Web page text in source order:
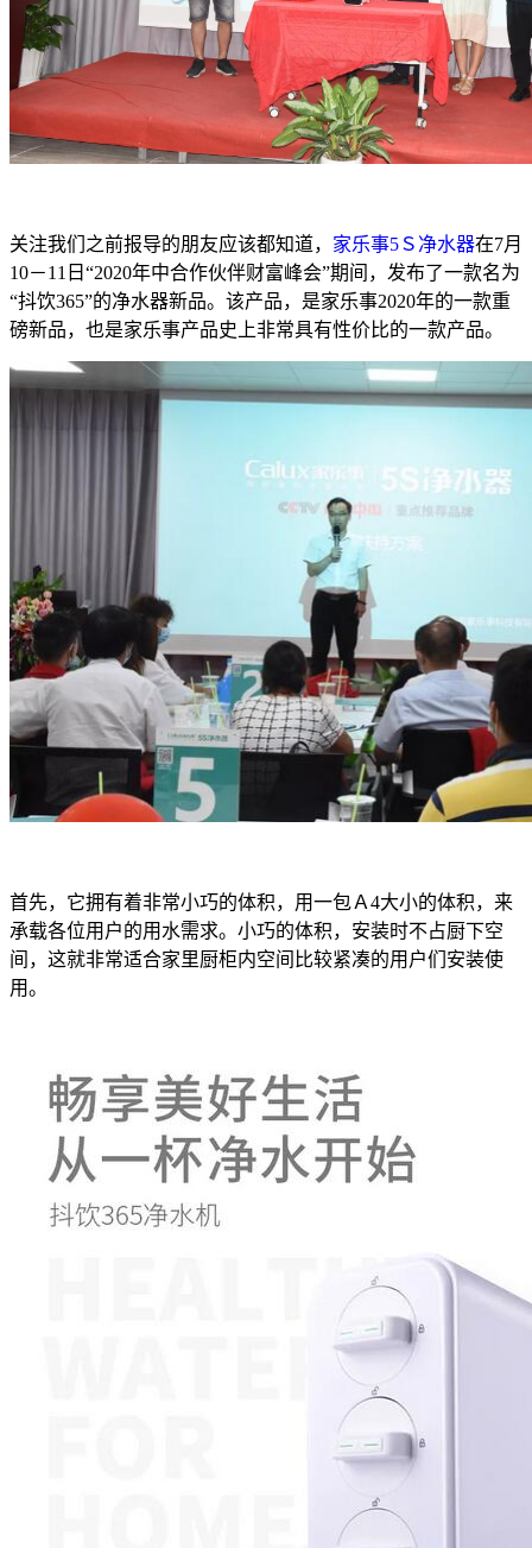
关注我们之前报导的朋友应该都知道， 家乐事5Ｓ净水器在7月
10－11日“2020年中合作伙伴财富峰会”期间，发布了一款名为
“抖饮365”的净水器新品。该产品，是家乐事2020年的一款重
磅新品，也是家乐事产品史上非常具有性价比的一款产品。
首先，它拥有着非常小巧的体积，用一包Ａ4大小的体积，来
承载各位用户的用水需求。小巧的体积，安装时不占厨下空
间，这就非常适合家里厨柜内空间比较紧凑的用户们安装使
用。